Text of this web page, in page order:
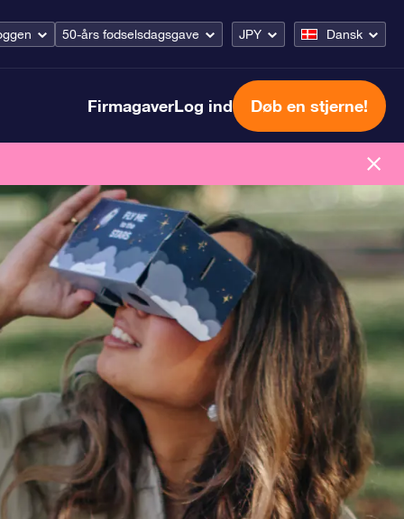
50-års fødselsdagsgave JPY Dansk
FirmagaverLog ind Døb en stjerne!